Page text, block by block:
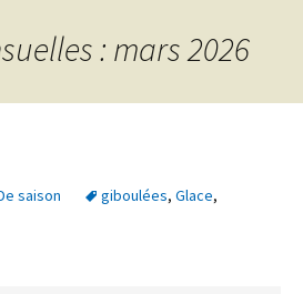
: mars 2026
saison giboulées, Glace,